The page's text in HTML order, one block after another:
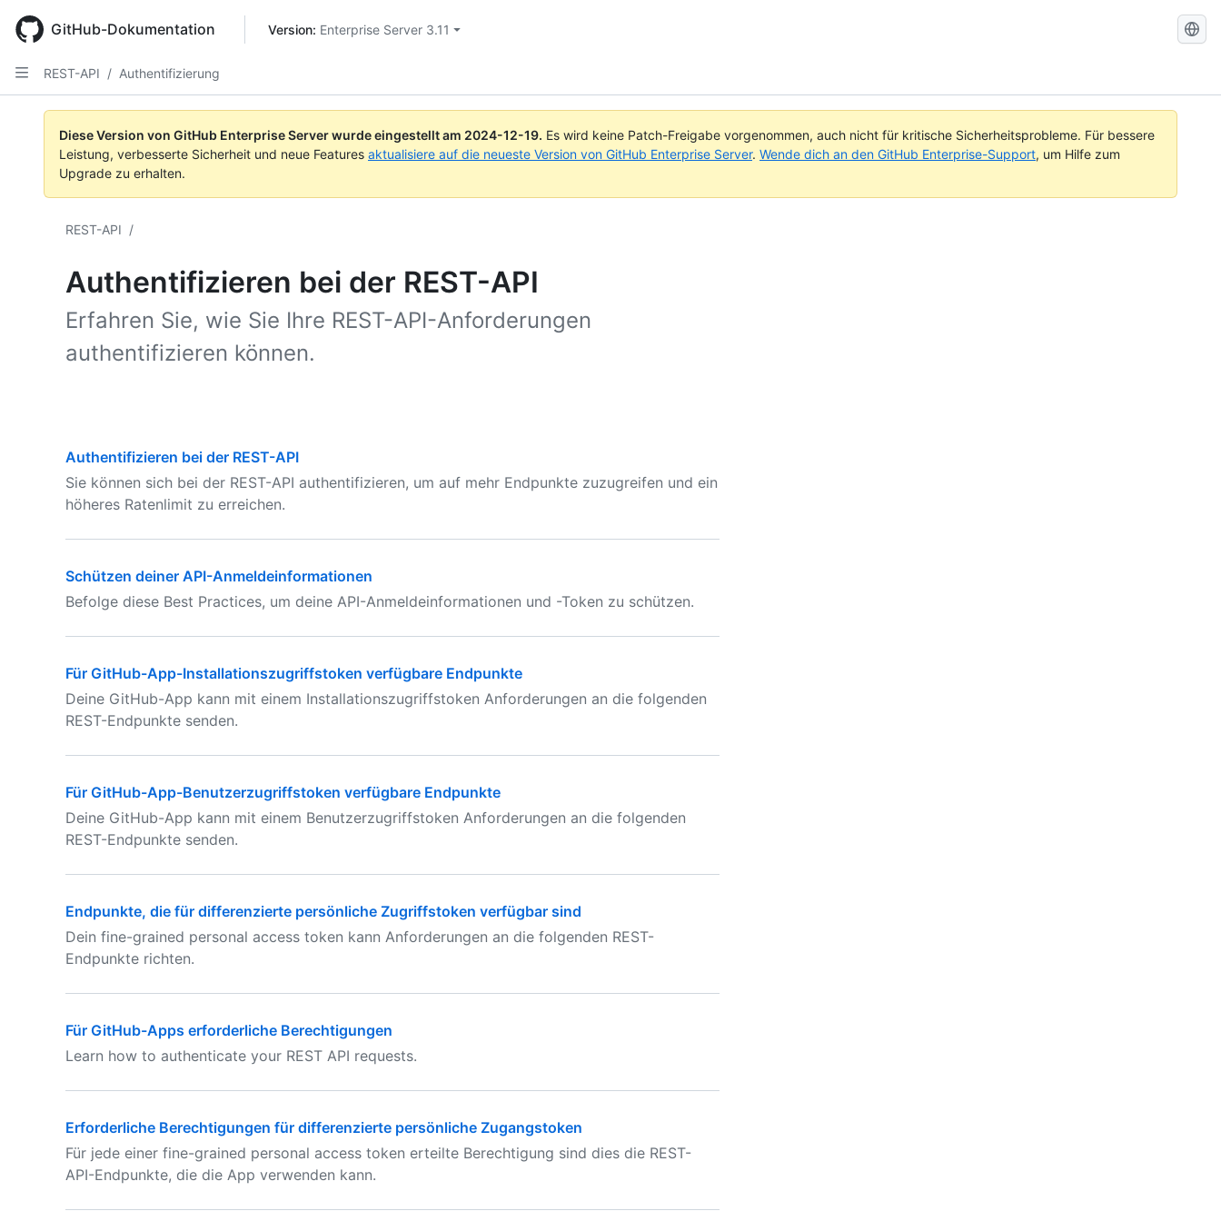
main
content
GitHub-Dokumentation Version: Enterprise Server 3.11
Search
REST-API / Authentifizierung
Diese Version von GitHub Enterprise Server wurde eingestellt am 2024-12-19. Es wird keine Patch-Freigabe vorgenommen, auch nicht für kritische Sicherheitsprobleme. Für bessere
Leistung, verbesserte Sicherheit und neue Features aktualisiere auf die neueste Version von GitHub Enterprise Server. Wende dich an den GitHub Enterprise-Support, um Hilfe zum
Upgrade zu erhalten.
REST-API /
Authentifizieren bei der REST-API
Erfahren Sie, wie Sie Ihre REST-API-Anforderungen
authentifizieren können.
Authentifizieren bei der REST-API
Sie können sich bei der REST-API authentifizieren, um auf mehr Endpunkte zuzugreifen und ein
höheres Ratenlimit zu erreichen.
Schützen deiner API-Anmeldeinformationen
Befolge diese Best Practices, um deine API-Anmeldeinformationen und -Token zu schützen.
Für GitHub-App-Installationszugriffstoken verfügbare Endpunkte
Deine GitHub-App kann mit einem Installationszugriffstoken Anforderungen an die folgenden
REST-Endpunkte senden.
Für GitHub-App-Benutzerzugriffstoken verfügbare Endpunkte
Deine GitHub-App kann mit einem Benutzerzugriffstoken Anforderungen an die folgenden
REST-Endpunkte senden.
Endpunkte, die für differenzierte persönliche Zugriffstoken verfügbar sind
Dein fine-grained personal access token kann Anforderungen an die folgenden REST-
Endpunkte richten.
Für GitHub-Apps erforderliche Berechtigungen
Learn how to authenticate your REST API requests.
Erforderliche Berechtigungen für differenzierte persönliche Zugangstoken
Für jede einer fine-grained personal access token erteilte Berechtigung sind dies die REST-
API-Endpunkte, die die App verwenden kann.